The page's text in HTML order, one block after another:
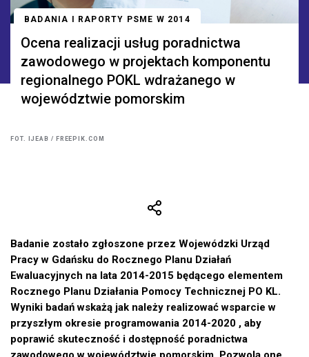
BADANIA I RAPORTY PSME W 2014
Ocena realizacji usług poradnictwa
zawodowego w projektach komponentu
regionalnego POKL wdrażanego w
województwie pomorskim
FOT. IJEAB / FREEPIK.COM
Badanie zostało zgłoszone przez Wojewódzki Urząd
Pracy w Gdańsku do Rocznego Planu Działań
Ewaluacyjnych na lata 2014-2015 będącego elementem
Rocznego Planu Działania Pomocy Technicznej PO KL.
Wyniki badań wskażą jak należy realizować wsparcie w
przyszłym okresie programowania 2014-2020 , aby
poprawić skuteczność i dostępność poradnictwa